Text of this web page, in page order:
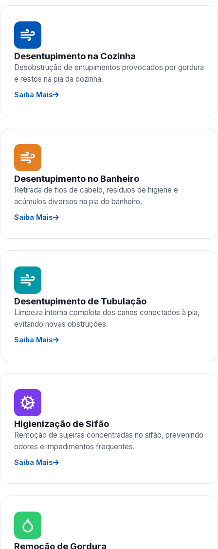
Desentupimento na Cozinha
Desobstrução de entupimentos provocados por gordura
e restos na pia da cozinha.
Saiba Mais
Desentupimento no Banheiro
Retirada de fios de cabelo, resíduos de higiene e
acúmulos diversos na pia do banheiro.
Saiba Mais
Desentupimento de Tubulação
Limpeza interna completa dos canos conectados à pia,
evitando novas obstruções.
Saiba Mais
Higienização de Sifão
Remoção de sujeiras concentradas no sifão, prevenindo
odores e impedimentos frequentes.
Saiba Mais
Remoção de Gordura